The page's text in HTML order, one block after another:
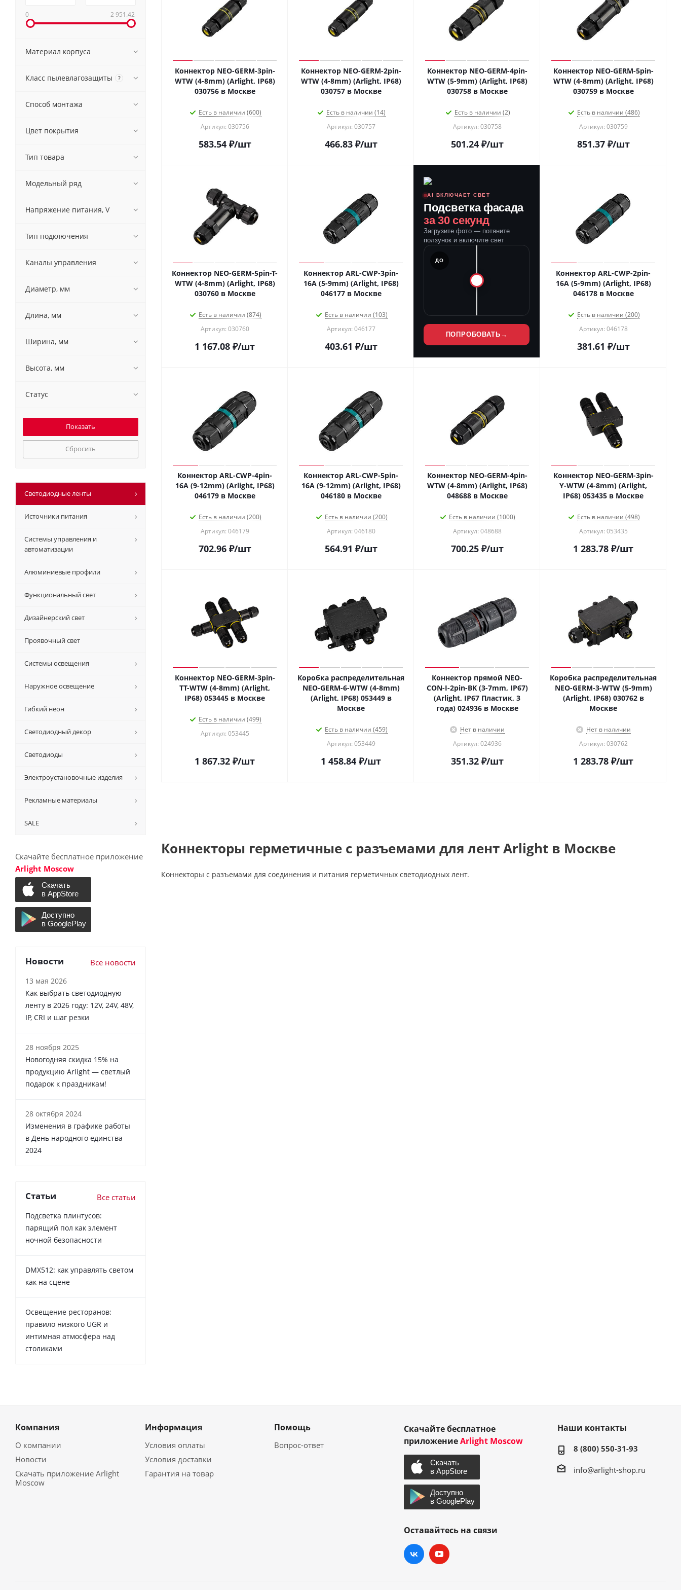
Коннектор NEO-GERM-3pin-
WTW (4-8mm) (Arlight, IP68)
030756 в Москве
Есть в наличии (600)
Артикул: 030756
583.54₽/шт
Коннектор NEO-GERM-2pin-
WTW (4-8mm) (Arlight, IP68)
030757 в Москве
Есть в наличии (14)
Артикул: 030757
466.83₽/шт
Коннектор NEO-GERM-4pin-
WTW (5-9mm) (Arlight, IP68)
030758 в Москве
Есть в наличии (2)
Артикул: 030758
501.24₽/шт
Коннектор NEO-GERM-5pin-
WTW (4-8mm) (Arlight, IP68)
030759 в Москве
Есть в наличии (486)
Артикул: 030759
851.37₽/шт
Коннектор NEO-GERM-5pin-T-
WTW (4-8mm) (Arlight, IP68)
030760 в Москве
Есть в наличии (874)
Артикул: 030760
1 167.08 ₽/шт
Коннектор ARL-CWP-3pin-
16A (5-9mm) (Arlight, IP68)
046177 в Москве
Есть в наличии (103)
Артикул: 046177
403.61 ₽/шт
AI ВКЛЮЧАЕТ СВЕТ
Подсветка фасада
за 30 секунд
Загрузите фото — потяните
ползунок и включите свет
ДО
ПОПРОБОВАТЬ →
Коннектор ARL-CWP-2pin-
16A (5-9mm) (Arlight, IP68)
046178 в Москве
Есть в наличии (200)
Артикул: 046178
381.61 ₽/шт
Коннектор ARL-CWP-4pin-
16A (9-12mm) (Arlight, IP68)
046179 в Москве
Есть в наличии (200)
Артикул: 046179
702.96₽/шт
Коннектор ARL-CWP-5pin-
16A (9-12mm) (Arlight, IP68)
046180 в Москве
Есть в наличии (200)
Артикул: 046180
564.91 ₽/шт
Коннектор NEO-GERM-4pin-
WTW (4-8mm) (Arlight, IP68)
048688 в Москве
Есть в наличии (1000)
Артикул: 048688
700.25₽/шт
Коннектор NEO-GERM-3pin-
Y-WTW (4-8mm) (Arlight,
IP68) 053435 в Москве
Есть в наличии (498)
Артикул: 053435
1 283.78 ₽/шт
Коннектор NEO-GERM-3pin-
TT-WTW (4-8mm) (Arlight,
IP68) 053445 в Москве
Есть в наличии (499)
Артикул: 053445
1 867.32 ₽/шт
Коробка распределительная
NEO-GERM-6-WTW (4-8mm)
(Arlight, IP68) 053449 в
Москве
Есть в наличии (459)
Артикул: 053449
1 458.84 ₽/шт
Коннектор прямой NEO-
CON-I-2pin-BK (3-7mm, IP67)
(Arlight, IP67 Пластик, 3
года) 024936 в Москве
Нет в наличии
Артикул: 024936
351.32₽/шт
Коробка распределительная
NEO-GERM-3-WTW (5-9mm)
(Arlight, IP68) 030762 в
Москве
Нет в наличии
Артикул: 030762
1 283.78 ₽/шт
Коннекторы герметичные с разъемами для лент Arlight в Москве
Коннекторы с разъемами для соединения и питания герметичных светодиодных лент.
0 2 951.42
Материал корпуса
Класс пылевлагозащиты ?
Способ монтажа
Цвет покрытия
Тип товара
Модельный ряд
Напряжение питания, V
Тип подключения
Каналы управления
Диаметр, мм
Длина, мм
Ширина, мм
Высота, мм
Статус
Сбросить
Светодиодные ленты
Источники питания
Системы управления и
автоматизации
Алюминиевые профили
Функциональный свет
Дизайнерский свет
Проявочный свет
Системы освещения
Наружное освещение
Гибкий неон
Светодиодный декор
Светодиоды
Электроустановочные изделия
Рекламные материалы
SALE
Скачайте бесплатное приложение
Arlight Moscow
Новости Все новости
13 мая 2026
Как выбрать светодиодную
ленту в 2026 году: 12V, 24V, 48V,
IP, CRI и шаг резки
28 ноября 2025
Новогодняя скидка 15% на
продукцию Arlight — светлый
подарок к праздникам!
28 октября 2024
Изменения в графике работы
в День народного единства
2024
Статьи Все статьи
Подсветка плинтусов:
парящий пол как элемент
ночной безопасности
DMX512: как управлять светом
как на сцене
Освещение ресторанов:
правило низкого UGR и
интимная атмосфера над
столиками
Компания
О компании
Новости
Скачать приложение Arlight
Moscow
Информация
Условия оплаты
Условия доставки
Гарантия на товар
Помощь
Вопрос-ответ
Скачайте бесплатное
приложениеArlight Moscow
Оставайтесь на связи
Наши контакты
8 (800) 550-31-93
info@arlight-shop.ru